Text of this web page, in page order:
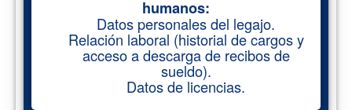
humanos:
Datos personales del legajo.
Relación laboral (historial de cargos y
acceso a descarga de recibos de
sueldo).
Datos de licencias.